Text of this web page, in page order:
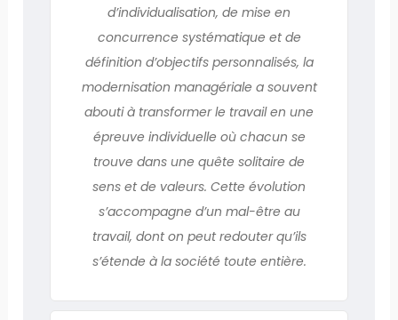
d’individualisation, de mise en
concurrence systématique et de
définition d’objectifs personnalisés, la
modernisation managériale a souvent
abouti à transformer le travail en une
épreuve individuelle où chacun se
trouve dans une quête solitaire de
sens et de valeurs. Cette évolution
s’accompagne d’un mal-être au
travail, dont on peut redouter qu’ils
s’étende à la société toute entière.